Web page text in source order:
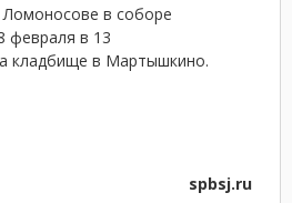
в соборе
февраля в 13
кладбище в Мартышкино.
spbsj.ru